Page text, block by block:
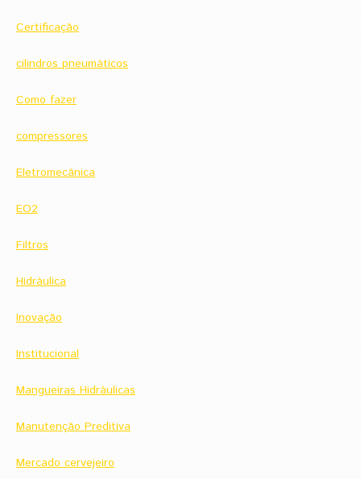
Certificação
cilindros pneumáticos
Como fazer
compressores
Eletromecânica
EO2
Filtros
Hidráulica
Inovação
Institucional
Mangueiras Hidráulicas
Manutenção Preditiva
Mercado cervejeiro